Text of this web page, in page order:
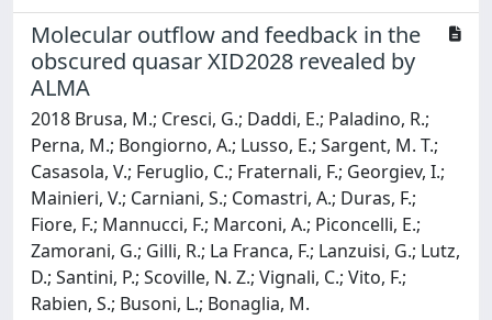
Molecular outflow and feedback in the
obscured quasar XID2028 revealed by
ALMA
2018 Brusa, M.; Cresci, G.; Daddi, E.; Paladino, R.;
Perna, M.; Bongiorno, A.; Lusso, E.; Sargent, M. T.;
Casasola, V.; Feruglio, C.; Fraternali, F.; Georgiev, I.;
Mainieri, V.; Carniani, S.; Comastri, A.; Duras, F.;
Fiore, F.; Mannucci, F.; Marconi, A.; Piconcelli, E.;
Zamorani, G.; Gilli, R.; La Franca, F.; Lanzuisi, G.; Lutz,
D.; Santini, P.; Scoville, N. Z.; Vignali, C.; Vito, F.;
Rabien, S.; Busoni, L.; Bonaglia, M.